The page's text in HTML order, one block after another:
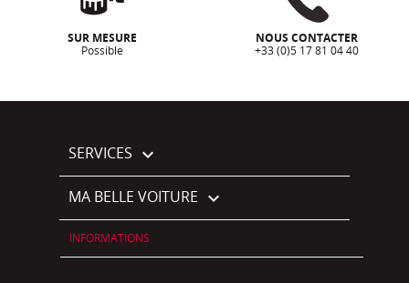
SUR MESURE
Possible
NOUS CONTACTER
+33 (0)5 17 81 04 40
SERVICES 
MA BELLE VOITURE 
INFORMATIONS